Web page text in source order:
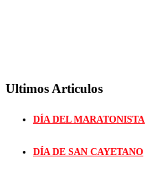
Ultimos Articulos
DÍA DEL MARATONISTA
DÍA DE SAN CAYETANO